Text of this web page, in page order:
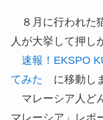
８月に行われた
人が大挙して押し
速報！EKSPO
てみた に移動し
マレーシア人ど
マレーシア」レポ